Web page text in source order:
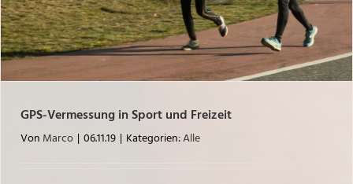
GPS-Vermessung in Sport und Freizeit
Von Marco | 06.11.19 | Kategorien:Alle